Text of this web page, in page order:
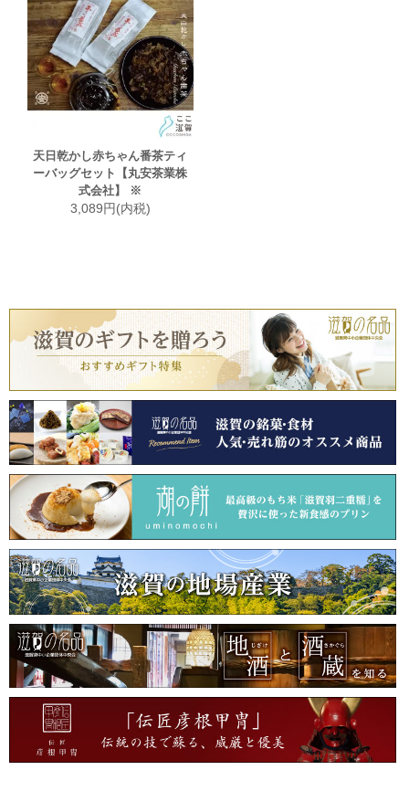
天日乾かし赤ちゃん番茶ティ
ーバッグセット【丸安茶業株
式会社】 ※
3,089円(内税)